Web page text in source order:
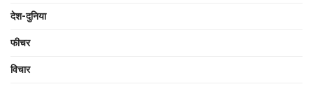
देश-दुनिया
फीचर
विचार